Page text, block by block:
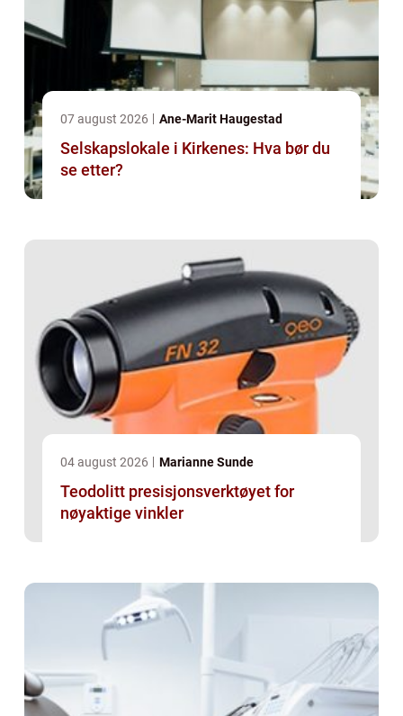
07 august 2026 Ane-Marit Haugestad
Selskapslokale i Kirkenes: Hva bør du
se etter?
04 august 2026 Marianne Sunde
Teodolitt presisjonsverktøyet for
nøyaktige vinkler